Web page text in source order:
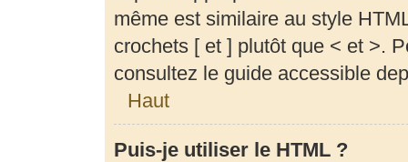
même est similaire au style
crochets [ et ] plutôt que < et >.
consultez le guide accessible
Haut
Puis-je utiliser le HTML ?